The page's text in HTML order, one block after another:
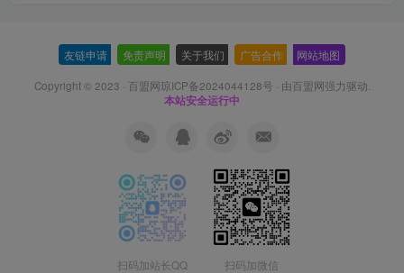
友链申请 免责声明 关于我们 广告合作 网站地图
Copyright © 2023 · 百盟网琼ICP备2024044128号 · 由百盟网强力驱动.
本站安全运行中
扫码加站长QQ 扫码加微信